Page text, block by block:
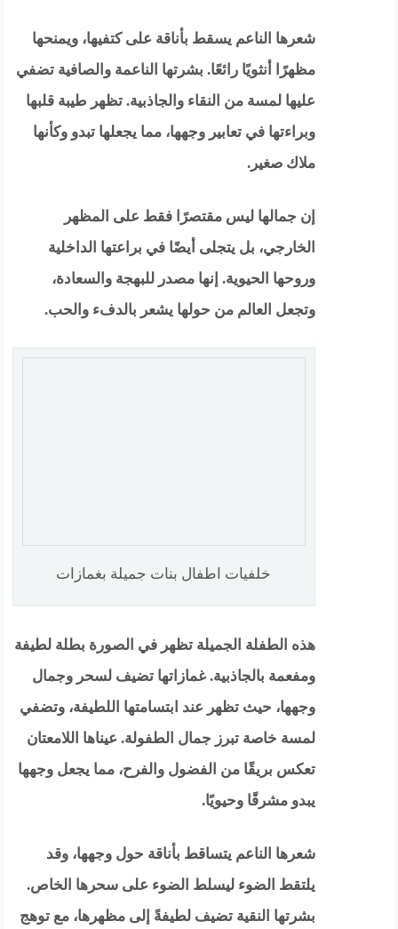
شعرها الناعم يسقط بأناقة على كتفيها، ويمنحها
مظهرًا أنثويًا رائعًا. بشرتها الناعمة والصافية تضفي
عليها لمسة من النقاء والجاذبية. تظهر طيبة قلبها
وبراءتها في تعابير وجهها، مما يجعلها تبدو وكأنها
ملاك صغير.
إن جمالها ليس مقتصرًا فقط على المظهر
الخارجي، بل يتجلى أيضًا في براعتها الداخلية
وروحها الحيوية. إنها مصدر للبهجة والسعادة،
وتجعل العالم من حولها يشعر بالدفء والحب.
خلفيات اطفال بنات جميلة بغمازات
هذه الطفلة الجميلة تظهر في الصورة بطلة لطيفة
ومفعمة بالجاذبية. غمازاتها تضيف لسحر وجمال
وجهها، حيث تظهر عند ابتسامتها اللطيفة، وتضفي
لمسة خاصة تبرز جمال الطفولة. عيناها اللامعتان
تعكس بريقًا من الفضول والفرح، مما يجعل وجهها
يبدو مشرقًا وحيويًا.
شعرها الناعم يتساقط بأناقة حول وجهها، وقد
يلتقط الضوء ليسلط الضوء على سحرها الخاص.
بشرتها النقية تضيف لطيفةً إلى مظهرها، مع توهج